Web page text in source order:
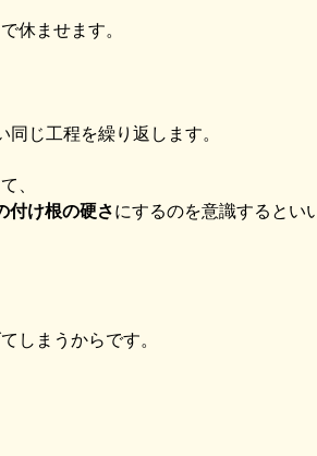
休ませます。
じ工程を繰り返します。
、
付け根の硬さにするのを意識するとい
しまうからです。